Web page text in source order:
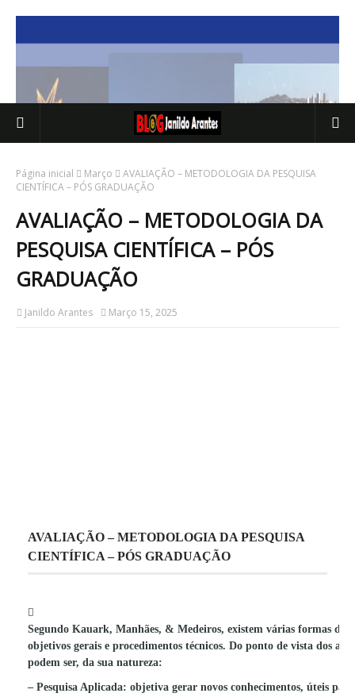
Página inicial Março
AVALIAÇÃO – METODOLOGIA DA PESQUISA
CIENTÍFICA – PÓS GRADUAÇÃO
AVALIAÇÃO – METODOLOGIA DA
PESQUISA CIENTÍFICA – PÓS
GRADUAÇÃO
Janildo Arantes Março 15, 2025
AVALIAÇÃO – METODOLOGIA DA PESQUISA
CIENTÍFICA – PÓS GRADUAÇÃO
Segundo Kauark, Manhães, & Medeiros, existem várias formas de
objetivos gerais e procedimentos técnicos. Do ponto de vista dos
podem ser, da sua natureza:
– Pesquisa Aplicada: objetiva gerar novos conhecimentos, úteis